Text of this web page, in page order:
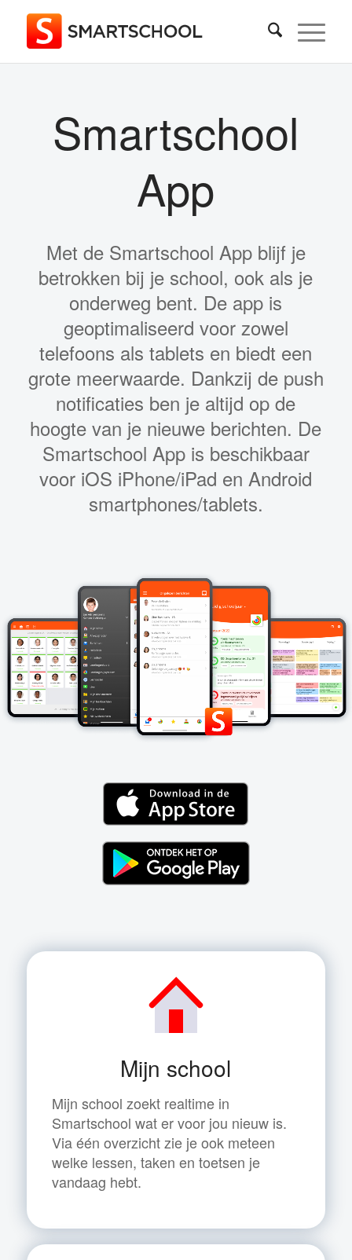
Smartschool
App
Met de Smartschool App blijf je
betrokken bij je school, ook als je
onderweg bent. De app is
geoptimaliseerd voor zowel
telefoons als tablets en biedt een
grote meerwaarde. Dankzij de push
notificaties ben je altijd op de
hoogte van je nieuwe berichten. De
Smartschool App is beschikbaar
voor iOS iPhone/iPad en Android
smartphones/tablets.
Mijn school
Mijn school zoekt realtime in
Smartschool wat er voor jou nieuw is.
Via één overzicht zie je ook meteen
welke lessen, taken en toetsen je
vandaag hebt.